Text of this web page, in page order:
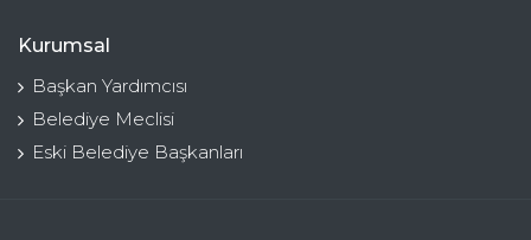
Kurumsal
Başkan Yardımcısı
Belediye Meclisi
Eski Belediye Başkanları